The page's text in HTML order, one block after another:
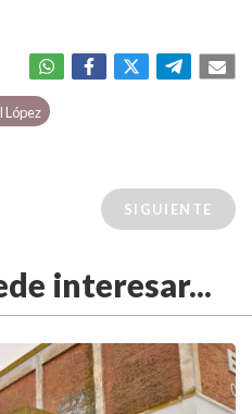
López
SIGUIENTE
interesar...